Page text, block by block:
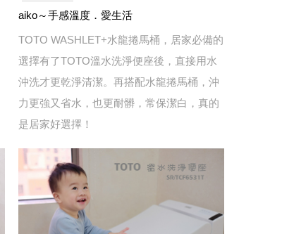
aiko～手感溫度．愛生活
TOTO WASHLET+水龍捲馬桶，居家必備的
選擇有了TOTO溫水洗淨便座後，直接用水
沖洗才更乾淨清潔。再搭配水龍捲馬桶，沖
力更強又省水，也更耐髒，常保潔白，真的
是居家好選擇！